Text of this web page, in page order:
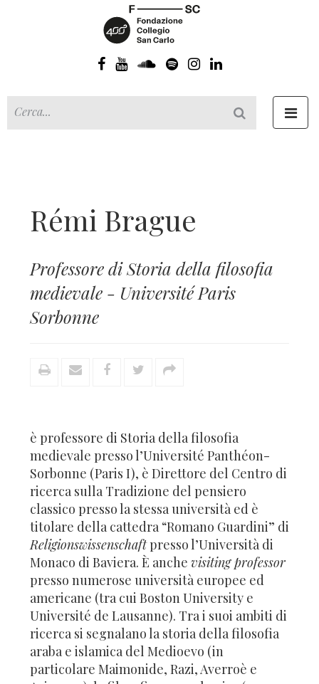
Rémi Brague
Professore di Storia della filosofia
medievale - Université Paris
Sorbonne
è professore di Storia della filosofia
medievale presso l’Université Panthéon-
Sorbonne (Paris I), è Direttore del Centro di
ricerca sulla Tradizione del pensiero
classico presso la stessa università ed è
titolare della cattedra “Romano Guardini” di
Religionswissenschaftpresso l’Università di
Monaco di Baviera. È anche visiting professor
presso numerose università europee ed
americane (tra cui Boston University e
Université de Lausanne). Tra i suoi ambiti di
ricerca si segnalano la storia della filosofia
araba e islamica del Medioevo (in
particolare Maimonide, Razi, Averroè e